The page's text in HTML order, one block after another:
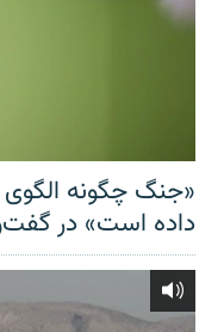
«جنگ چگونه الگوی
داده است» در